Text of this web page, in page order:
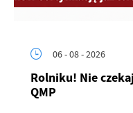
06 - 08 - 2026
Rolniku! Nie
QMP